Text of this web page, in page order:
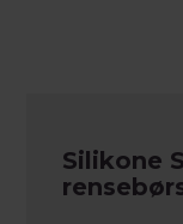
Silikone